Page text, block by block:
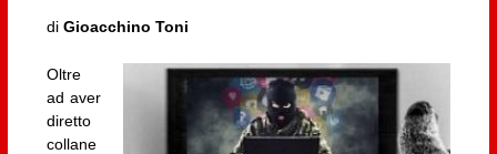
di Gioacchino Toni
Oltre
ad aver
diretto
collane